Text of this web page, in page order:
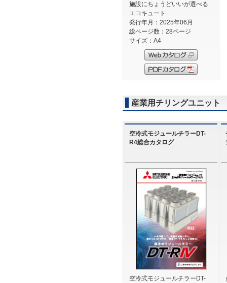
施設にちょうどいいが選べる
エコキュート
発行年月：2025年06月
総ページ数：28ページ
サイズ：A4
産業用チリングユニット
空冷式モジュールチラーDT-
R4総合カタログ
空冷式モジュールチラーDT-